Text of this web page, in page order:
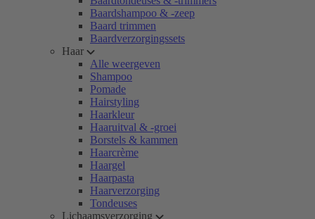
Baardshampoo & -zeep
Baard trimmen
Baardverzorgingssets
Haar
Alle weergeven
Shampoo
Pomade
Hairstyling
Haarkleur
Haaruitval & -groei
Borstels & kammen
Haarcrème
Haargel
Haarpasta
Haarverzorging
Tondeuses
Lichaamsverzorging